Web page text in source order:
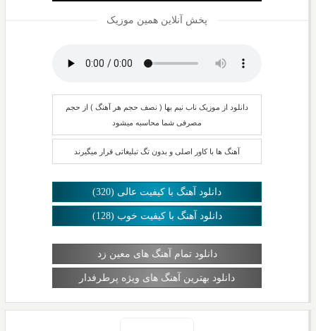
پخش آنلاین همین موزیک
دانلود از موزیک ناب نیم بها ( نصف حجم هر آهنگ ) از حجم
مصرفی شما محاسبه میشود
آهنگ ها با کاور اصلی و بدون تگ تبلیغاتی قرار میگیرند
دانلود آهنگ با کیفیت عالی (320)
دانلود آهنگ با کیفیت خوب (128)
دانلود تمام آهنگ های معین زد
دانلود بهترین آهنگ های ویژه پرطرفدار